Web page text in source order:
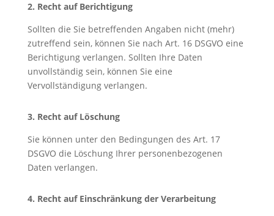
2. Recht auf Berichtigung
Sollten die Sie betreffenden Angaben nicht (mehr)
zutreffend sein, können Sie nach Art. 16 DSGVO eine
Berichtigung verlangen. Sollten Ihre Daten
unvollständig sein, können Sie eine
Vervollständigung verlangen.
3. Recht auf Löschung
Sie können unter den Bedingungen des Art. 17
DSGVO die Löschung Ihrer personenbezogenen
Daten verlangen.
4. Recht auf Einschränkung der Verarbeitung